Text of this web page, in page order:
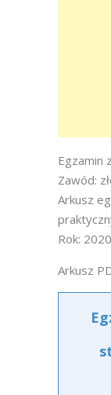
Egzamin
Zawód:
Arkusz
Rok: 2020
Arkusz